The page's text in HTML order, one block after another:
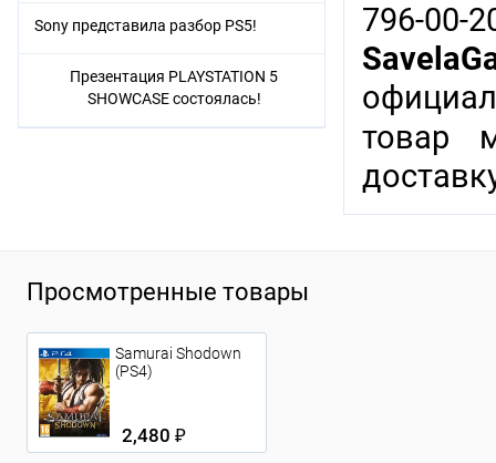
796-00-
товар
Sony представила разбор PS5!
Презентация PLAYSTATION 5
SHOWCASE состоялась!
Просмотренные товары
Samurai Shodown
(PS4)
2,480 ₽